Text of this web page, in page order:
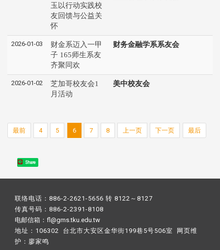
玉以行动实践校
友回馈与公益关
怀
2026-01-03
财金系迈入一甲
子 165师生系友
齐聚同欢
财务金融学系系友会
2026-01-02
芝加哥校友会1
月活动
美中校友会
最前 4 5 6 7 8 上一页 下一页 最后
Share
联络电话：886-2-2621-5656 转 8122～8127
传真号码：886-2-2391-8108
电邮信箱：fl@gms.tku.edu.tw
地址：106302 台北市大安区金华街199巷5号506室 网页维
护： 廖家鸣​